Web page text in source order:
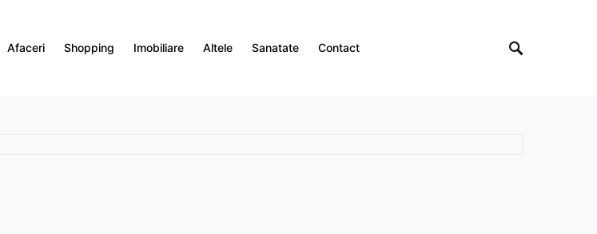
Afaceri Shopping Imobiliare Altele Sanatate Contact